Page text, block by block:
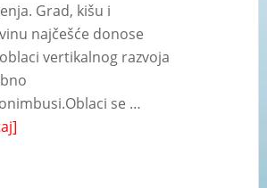
Grad, kišu i
najčešće donose
vertikalnog razvoja
se …